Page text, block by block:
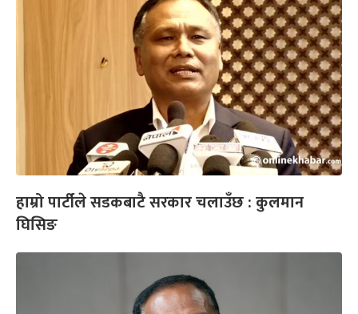
हाम्रो पार्टीले सडकबाटै सरकार चलाउँछ : कुलमान
घिसिङ